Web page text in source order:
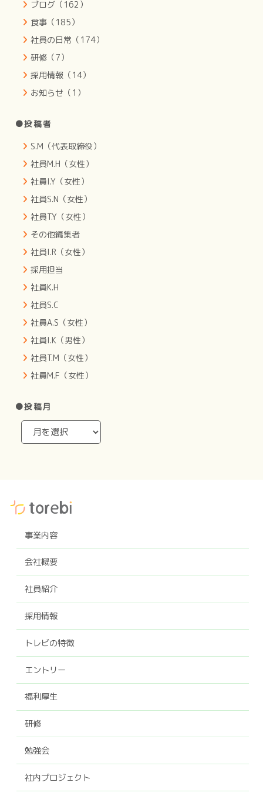
ブログ（162）
食事（185）
社員の日常（174）
研修（7）
採用情報（14）
お知らせ（1）
●投稿者
S.M（代表取締役）
社員M.H（女性）
社員I.Y（女性）
社員S.N（女性）
社員T.Y（女性）
その他編集者
社員I.R（女性）
採用担当
社員K.H
社員S.C
社員A.S（女性）
社員I.K（男性）
社員T.M（女性）
社員M.F（女性）
●投稿月
事業内容
会社概要
社員紹介
採用情報
トレビの特徴
エントリー
福利厚生
研修
勉強会
社内プロジェクト